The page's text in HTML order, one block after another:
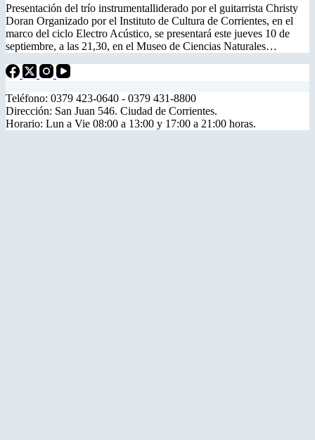
Presentación del trío instrumentalliderado por el guitarrista Christy
Doran Organizado por el Instituto de Cultura de Corrientes, en el
marco del ciclo Electro Acústico, se presentará este jueves 10 de
septiembre, a las 21,30, en el Museo de Ciencias Naturales…
Teléfono: 0379 423-0640 - 0379 431-8800
Dirección: San Juan 546. Ciudad de Corrientes.
Horario: Lun a Vie 08:00 a 13:00 y 17:00 a 21:00 horas.